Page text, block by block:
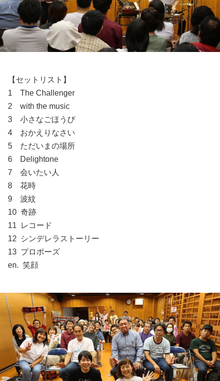
【セットリスト】
1 The Challenger
2 with the music
3 小さなごほうび
4 おかえりなさい
5 ただいまの場所
6 Delightone
7 会いたい人
8 花時
9 波紋
10 奇跡
11 レコード
12 シンデレラストーリー
13 プロポーズ
en. 笑顔